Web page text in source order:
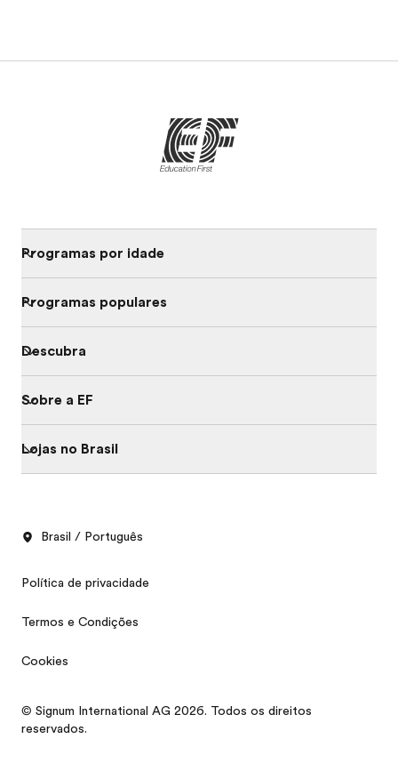
Catálogo
Programas por idade
Programas populares
Descubra
Sobre a EF
Lojas no Brasil
Brasil / Português
Política de privacidade
Termos e Condições
Cookies
© Signum International AG 2026. Todos os direitos
reservados.